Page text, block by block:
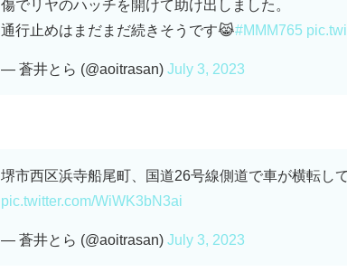
傷でリヤのハッチを開けて助け出しました。
通行止めはまだまだ続きそうです😹#MMM765
— 蒼井とら (@aoitrasan) July 3, 2023
堺市西区浜寺船尾町、国道26号線側道で車が横転し
pic.twitter.com/WiWK3bN3ai
— 蒼井とら (@aoitrasan) July 3, 2023